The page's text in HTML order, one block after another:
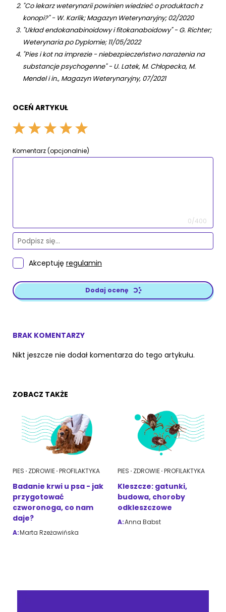
"Co lekarz weterynarii powinien wiedzieć o produktach z
konopi?" - W. Karlik; Magazyn Weterynaryjny; 02/2020
"Układ endokanabinoidowy i fitokanaboidowy" - G. Richter;
Weterynaria po Dyplomie; 11/05/2022
"Pies i kot na imprezie - niebezpieczeństwo narażenia na
substancje psychogenne" - U. Latek, M. Chłopecka, M.
Mendel i in., Magazyn Weterynaryjny, 07/2021
OCEŃ ARTYKUŁ
Komentarz (opcjonalnie)
0/400
Akceptuję regulamin
Dodaj ocenę
BRAK KOMENTARZY
Nikt jeszcze nie dodał komentarza do tego artykułu.
ZOBACZ TAKŻE
PIES ZDROWIE PROFILAKTYKA
Badanie krwi u psa - jak
przygotować
czworonoga, co nam
daje?
A:Marta Rzeżawińska
PIES ZDROWIE PROFILAKTYKA
Kleszcze: gatunki,
budowa, choroby
odkleszczowe
A:Anna Babst